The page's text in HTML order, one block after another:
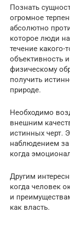
Познать
огромное
абсолютно
которое люди
течение
объективность
физическому
получить
природе.
Необходимо
внешним
истинных черт.
наблюдением
когда
Другим
когда человек
и
как власть.